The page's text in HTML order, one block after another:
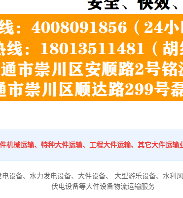
机械运输、特种大件运输、工程大件运输、其它大件运输
设备、水力发电设备、大件设备、 大型游乐设备、水利
伏电设备等大件设备物流运输服务